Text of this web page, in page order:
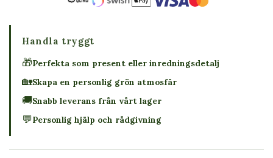
Handla tryggt
🎁Perfekta som present eller inredningsdetalj
🏡Skapa en personlig grön atmosfär
🚚Snabb leverans från vårt lager
💬Personlig hjälp och rådgivning